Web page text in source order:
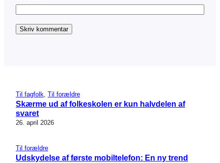
Til fagfolk Til forældre
Skærme ud af folkeskolen er kun halvdelen af
svaret
26. april 2026
Til forældre
Udskydelse af første mobiltelefon: En ny trend